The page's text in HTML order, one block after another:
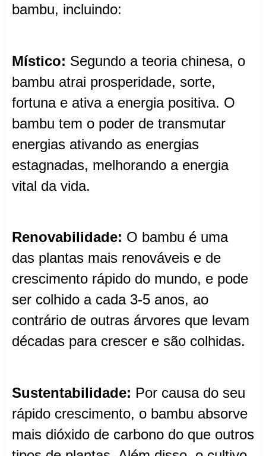
bambu, incluindo:
Místico: Segundo a teoria chinesa, o
bambu atrai prosperidade, sorte,
fortuna e ativa a energia positiva. O
bambu tem o poder de transmutar
energias ativando as energias
estagnadas, melhorando a energia
vital da vida.
Renovabilidade: O bambu é uma
das plantas mais renováveis e de
crescimento rápido do mundo, e pode
ser colhido a cada 3-5 anos, ao
contrário de outras árvores que levam
décadas para crescer e são colhidas.
Sustentabilidade: Por causa do seu
rápido crescimento, o bambu absorve
mais dióxido de carbono do que outros